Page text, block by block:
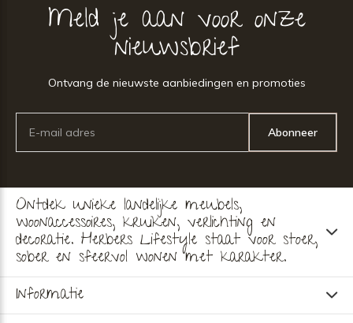
Meld je aan voor onze
nieuwsbrief
Ontvang de nieuwste aanbiedingen en promoties
Abonneer
Ontdek unieke landelijke meubels,
woonaccessoires, kruiken, verlichting en
decoratie. Herbers Lifestyle staat voor stoer,
sober en sfeervol wonen met karakter.
Informatie